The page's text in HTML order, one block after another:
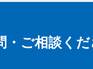
・ご相談く
・ご相談く